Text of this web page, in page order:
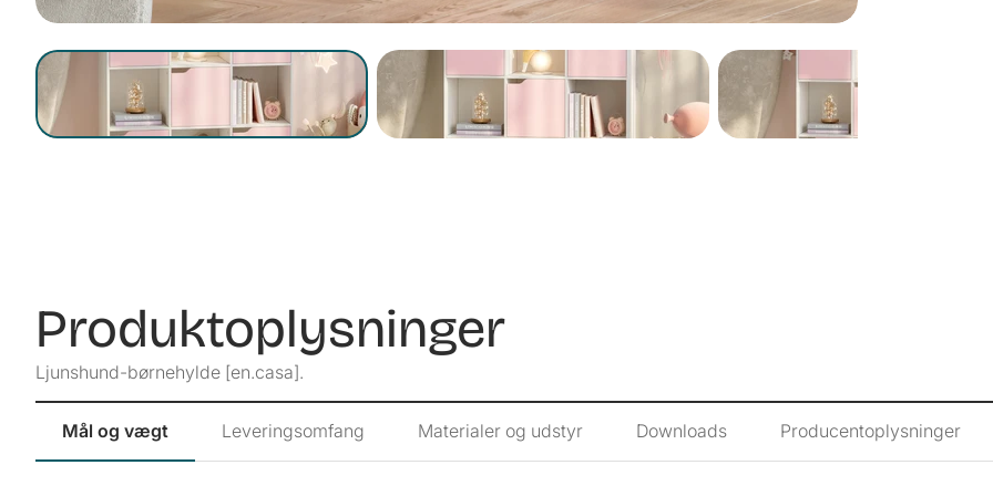
Det passer lige
Produktets
- Stilfuld og
Produktoplysninger
Ljunshund-børnehylde [en.casa].
Mål og vægt Leveringsomfang Materialer og udstyr Downloads Producentoplysninger